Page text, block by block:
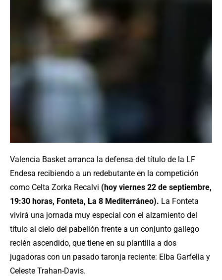
Valencia Basket arranca la defensa del título de la LF
Endesa recibiendo a un redebutante en la competición
como Celta Zorka Recalvi (hoy viernes 22 de septiembre,
19:30 horas, Fonteta, La 8 Mediterráneo). La Fonteta
vivirá una jornada muy especial con el alzamiento del
título al cielo del pabellón frente a un conjunto gallego
recién ascendido, que tiene en su plantilla a dos
jugadoras con un pasado taronja reciente: Elba Garfella y
Celeste Trahan-Davis.